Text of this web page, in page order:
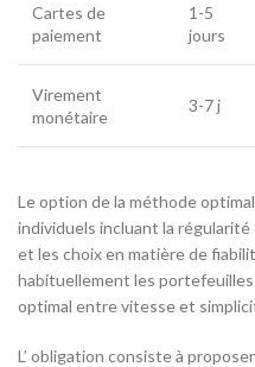
Cartes de
paiement
1-5
jours
Virement
monétaire
3-7 j
Le option de la méthode
individuels incluant la
et les choix en matière de
habituellement les
optimal entre vitesse et
L’ obligation consiste à